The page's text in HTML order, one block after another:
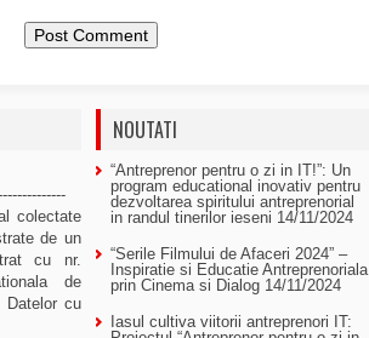
colectate
de un
cu nr.
de
Datelor cu
NOUTATI
“Antreprenor pentru o zi in IT!”: Un
program educational inovativ pentru
dezvoltarea spiritului antreprenorial
in randul tinerilor ieseni 14/11/2024
“Serile Filmului de Afaceri 2024” –
Inspiratie si Educatie Antreprenoriala
prin Cinema si Dialog 14/11/2024
Iasul cultiva viitorii antreprenori IT: